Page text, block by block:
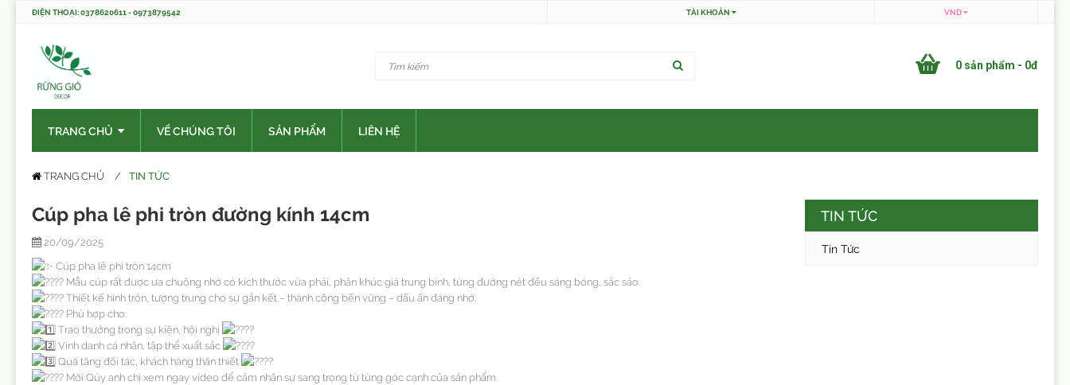
ĐIỆN THOẠI: 0378620611 - 0973879542 TÀI KHOẢN VND
0 sản phẩm - 0đ
TRANG CHỦ VỀ CHÚNG TÔI SẢN PHẨM LIÊN HỆ
TRANG CHỦ TIN TỨC
Cúp pha lê phi tròn đường kính 14cm
20/09/2025
Cúp pha lê phi tròn 14cm
Mẫu cúp rất được ưa chuộng nhờ có kích thước vừa phải, phân khúc giá trung bình, từng đường nét đều sáng bóng, sắc sảo.
Thiết kế hình tròn, tượng trưng cho sự gắn kết – thành công bền vững – dấu ấn đáng nhớ.
Phù hợp cho:
Trao thưởng trong sự kiện, hội nghị
Vinh danh cá nhân, tập thể xuất sắc
Quà tặng đối tác, khách hàng thân thiết
Mời Qúy anh chị xem ngay video để cảm nhận sự sang trọng từ từng góc cạnh của sản phẩm.
TIN TỨC
Tin Tức